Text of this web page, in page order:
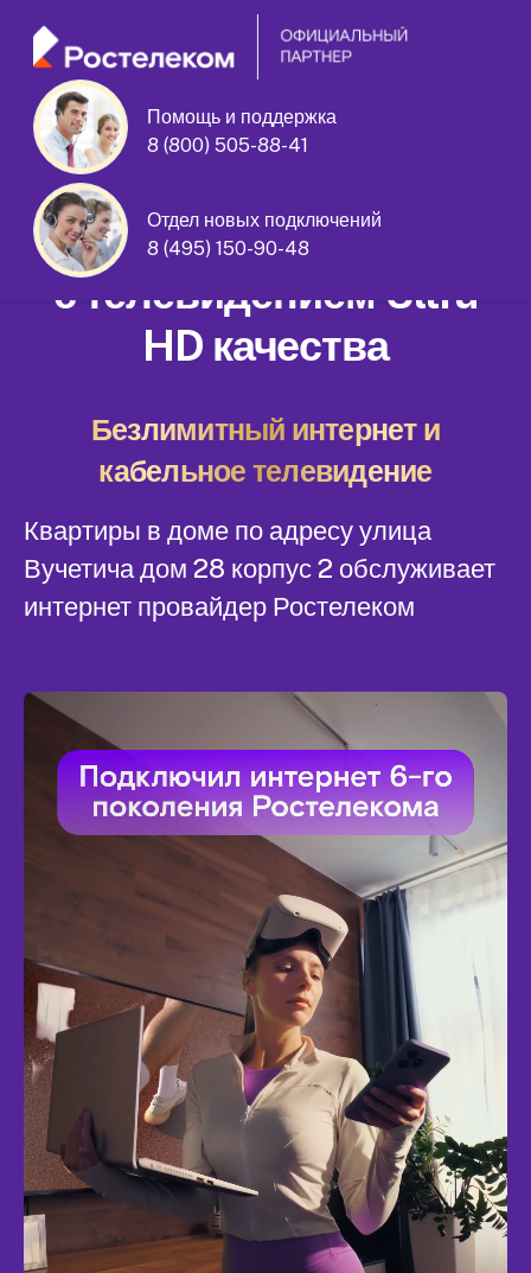
Помощь и поддержка
8 (800) 505-88-41
Отдел новых подключений
8 (495) 150-90-48
улица Вучетича дом 28 корпус 2
Домашний интернет
с телевидением Ultra
HD качества
Безлимитный интернет и
кабельное телевидение
Квартиры в доме по адресу улица
Вучетича дом 28 корпус 2 обслуживает
интернет провайдер Ростелеком